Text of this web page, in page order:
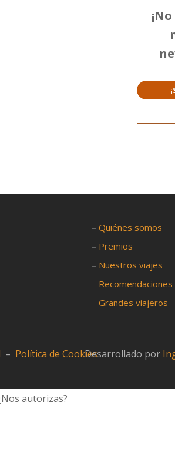
–Quiénes somos
– Premios
– Nuestros viajes
–
–Grandes viajeros
– Política de CookiesDesarrollado por
autorizas?